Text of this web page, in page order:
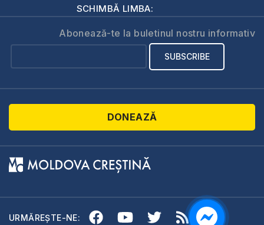
SCHIMBĂ LIMBA:
Abonează-te la buletinul nostru informativ
DONEAZĂ
URMĂREȘTE-NE: